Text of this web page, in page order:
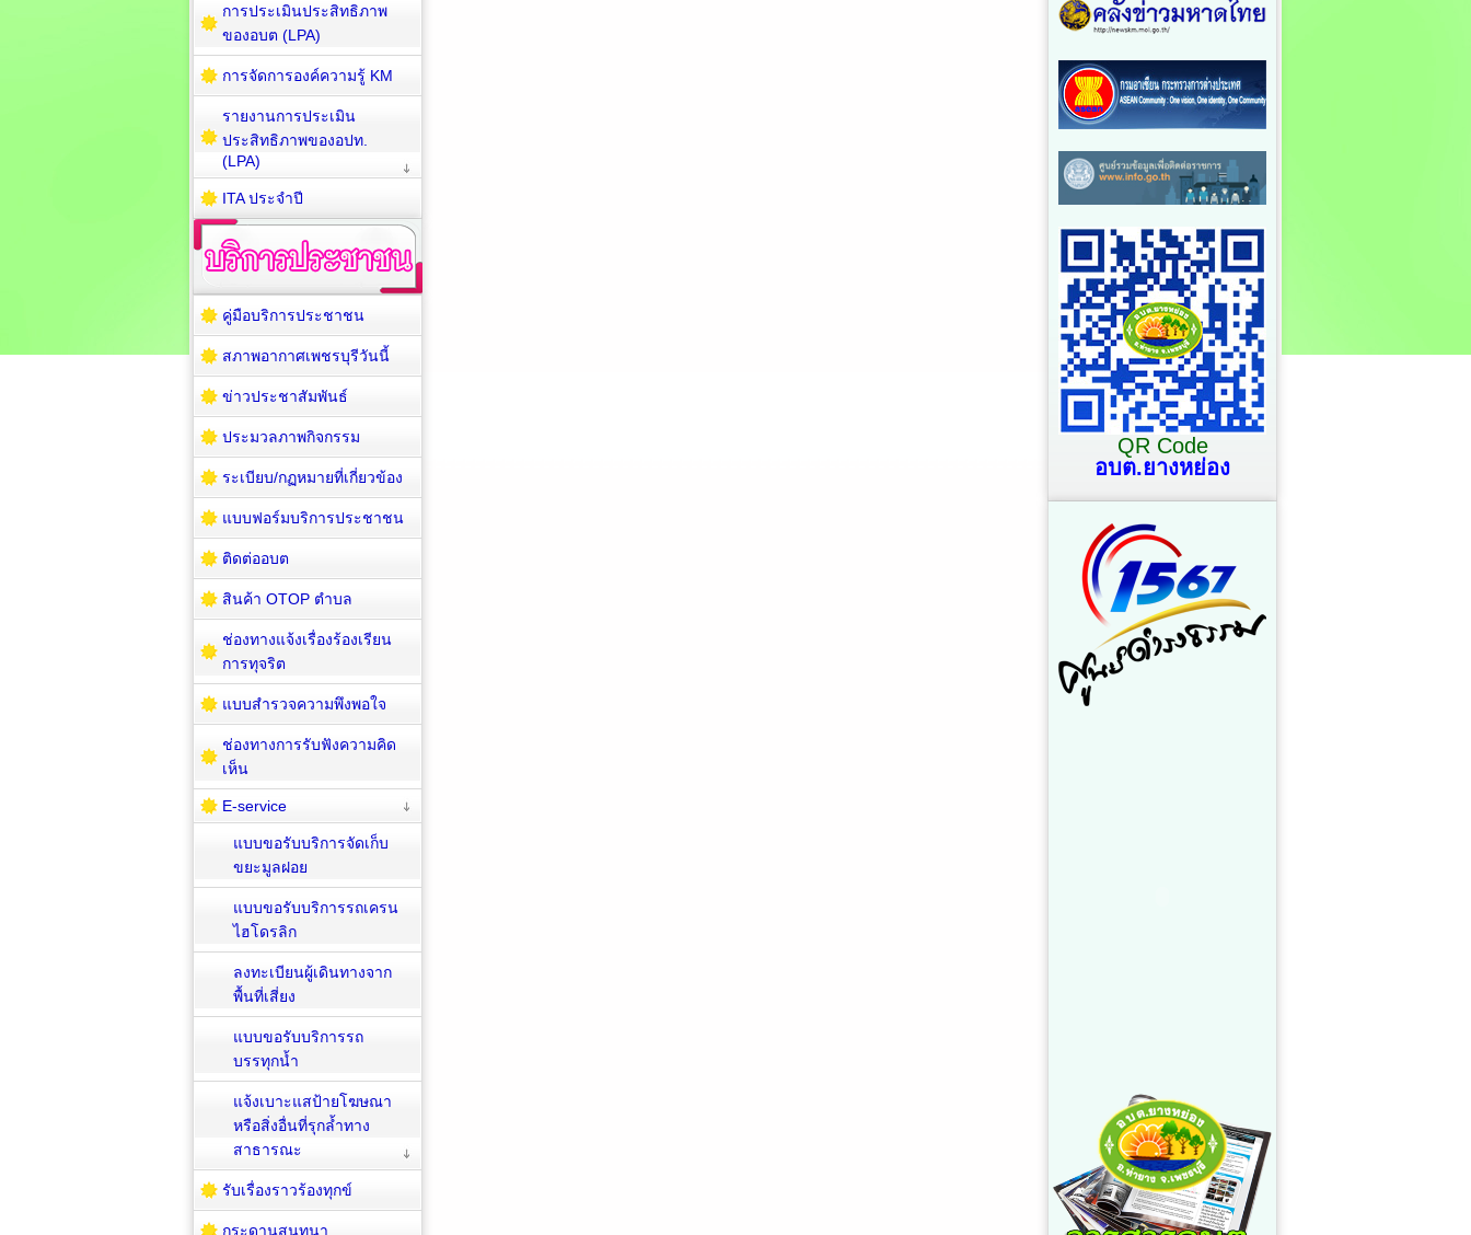
การประเมินประสิทธิภาพ
ของอบต (LPA)
การจัดการองค์ความรู้ KM
รายงานการประเมิน
ประสิทธิภาพของอปท.
(LPA)
ITA ประจำปี
คู่มือบริการประชาชน
สภาพอากาศเพชรบุรีวันนี้
ข่าวประชาสัมพันธ์
ประมวลภาพกิจกรรม
ระเบียบ/กฏหมายที่เกี่ยวข้อง
แบบฟอร์มบริการประชาชน
ติดต่ออบต
สินค้า OTOP ตำบล
ช่องทางแจ้งเรื่องร้องเรียน
การทุจริต
แบบสำรวจความพึงพอใจ
ช่องทางการรับฟังความคิด
เห็น
E-service
แบบขอรับบริการจัดเก็บ
ขยะมูลฝอย
แบบขอรับบริการรถเครน
ไฮโดรลิก
ลงทะเบียนผู้เดินทางจาก
พื้นที่เสี่ยง
แบบขอรับบริการรถ
บรรทุกน้ำ
แจ้งเบาะแสป้ายโฆษณา
หรือสิ่งอื่นที่รุกล้ำทาง
สาธารณะ
รับเรื่องราวร้องทุกข์
กระดานสนทนา
QR Code
อบต.ยางหย่อง